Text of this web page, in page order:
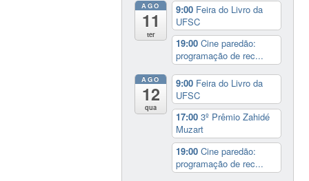
AGO
11
ter
9:00 Feira do Livro da
UFSC
19:00Cine paredão:
programação de rec...
AGO
12
qua
9:00 Feira do Livro da
UFSC
17:003º Prêmio Zahidé
Muzart
19:00Cine paredão:
programação de rec...